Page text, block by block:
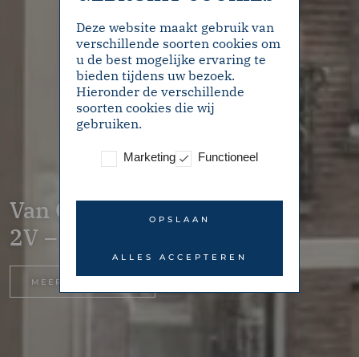
Van Ostadestraat 21-
2V – Amsterdam
MEER INFORMATIE
Deze website maakt gebruik van
verschillende soorten cookies om
u de best mogelijke ervaring te
bieden tijdens uw bezoek.
Hieronder de verschillende
soorten cookies die wij
gebruiken.
Marketing Functioneel
OPSLAAN
ALLES ACCEPTEREN